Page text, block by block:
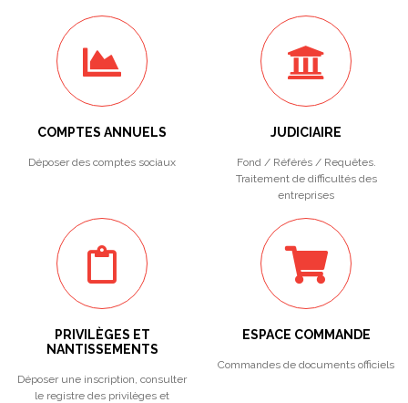
COMPTES ANNUELS
Déposer des comptes sociaux
JUDICIAIRE
Fond / Référés / Requêtes.
Traitement de difficultés des
entreprises
PRIVILÈGES ET
NANTISSEMENTS
Déposer une inscription, consulter
le registre des privilèges et
ESPACE COMMANDE
Commandes de documents officiels